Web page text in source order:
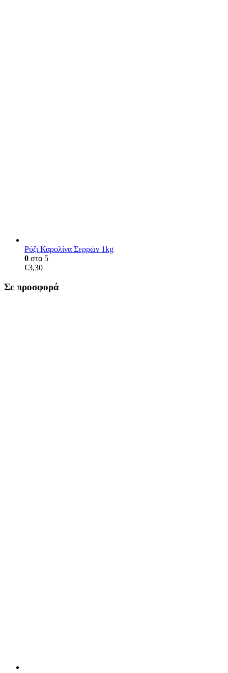
Ρύζι Καρολίνα Σερρών 1kg
0 στα 5
€3,30
Σε προσφορά